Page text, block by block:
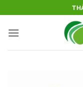
qua
nội